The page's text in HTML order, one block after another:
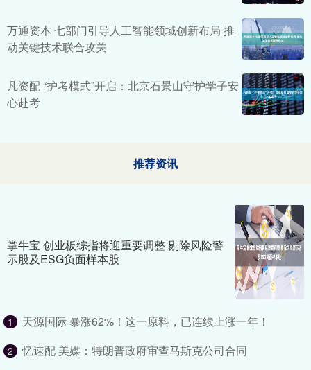
万通资本 七部门引导人工智能领域创新布局 推
动关键技术联合攻关
凡资配 “护考模式”开启：北京石景山守护学子安
心赴考
推荐资讯
掌牛宝 创业板综指将迎重要调整 剔除风险警
示股及ESG负面样本股
1 天源国际 暴涨62%！这一原料，已连续上涨一年！
2 忆速配 美媒：特朗普政府审查马斯克公司合同